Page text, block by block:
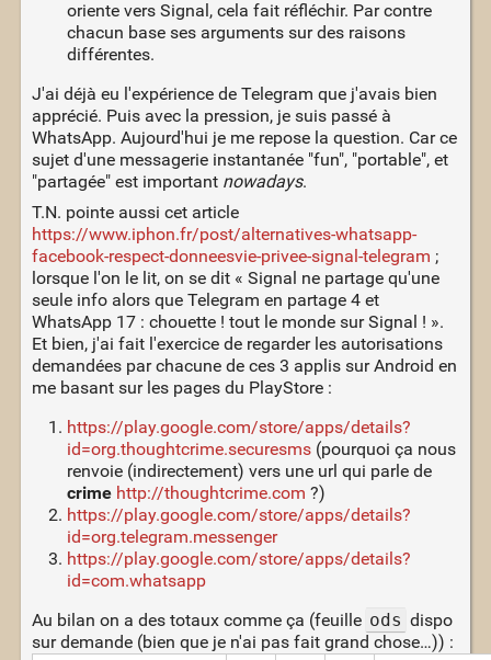
oriente vers Signal, cela fait réfléchir. Par contre
chacun base ses arguments sur des raisons
différentes.
J'ai déjà eu l'expérience de Telegram que j'avais bien
apprécié. Puis avec la pression, je suis passé à
WhatsApp. Aujourd'hui je me repose la question. Car ce
sujet d'une messagerie instantanée "fun", "portable", et
"partagée" est important nowadays.
T.N. pointe aussi cet article
https://www.iphon.fr/post/alternatives-whatsapp-
facebook-respect-donneesvie-privee-signal-telegram ;
lorsque l'on le lit, on se dit « Signal ne partage qu'une
seule info alors que Telegram en partage 4 et
WhatsApp 17 : chouette ! tout le monde sur Signal ! ».
Et bien, j'ai fait l'exercice de regarder les autorisations
demandées par chacune de ces 3 applis sur Android en
me basant sur les pages du PlayStore :
https://play.google.com/store/apps/details?
id=org.thoughtcrime.securesms(pourquoi ça nous
renvoie (indirectement) vers une url qui parle de
crime http://thoughtcrime.com ?)
https://play.google.com/store/apps/details?
id=org.telegram.messenger
https://play.google.com/store/apps/details?
id=com.whatsapp
Au bilan on a des totaux comme ça (feuille ods dispo
sur demande (bien que je n'ai pas fait grand chose…)) :